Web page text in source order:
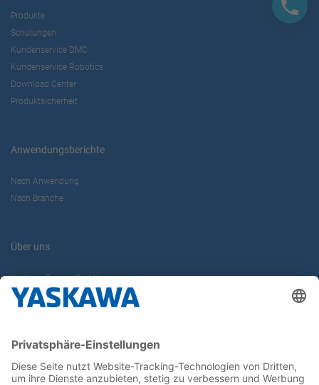
Produkte
Schulungen
Kundenservice DMC
Kundenservice Robotics
Download Center
Produktsicherheit
Anwendungsberichte
Nach Anwendung
Nach Branche
Über uns
Yaskawa Europe GmbH
Karriere
Newsletter